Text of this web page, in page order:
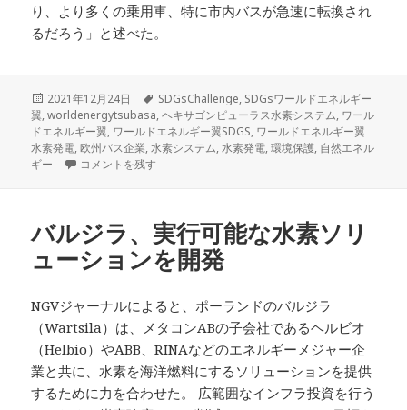
り、より多くの乗用車、特に市内バスが急速に転換され
るだろう」と述べた。
投
稿
日:
2021年12月24日
タ
グ
SDGsChallenge, SDGsワールドエネルギー
翼,worldenergytsubasa,ヘキサゴンピューラス水素システム, ワール
ドエネルギー翼, ワールドエネルギー翼SDGS, ワールドエネルギー翼
水素発電,欧州バス企業,水素システム,水素発電,環境保護, 自然エネル
ギー
欧州バス企業OEM、ヘキサゴンピューラス水素システム供給契約
コメントを残す
バルジラ、実行可能な水素ソリ
ューションを開発
NGVジャーナルによると、ポーランドのバルジラ
（Wartsila）は、メタコンABの子会社であるヘルビオ
（Helbio）やABB、RINAなどのエネルギーメジャー企
業と共に、水素を海洋燃料にするソリューションを提供
するために力を合わせた。 広範囲なインフラ投資を行う